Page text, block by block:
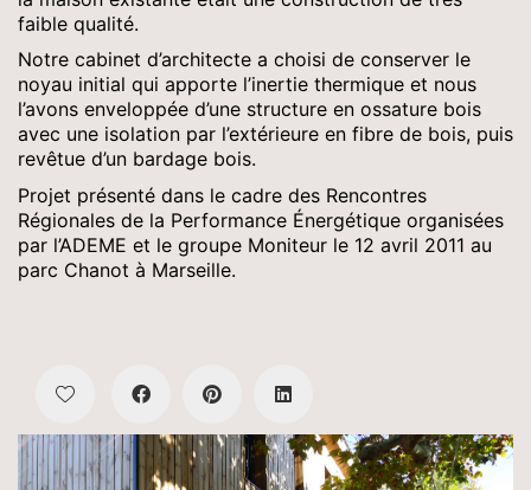
faible qualité.
Notre cabinet d’architecte a choisi de conserver le
noyau initial qui apporte l’inertie thermique et nous
l’avons enveloppée d’une structure en ossature bois
avec une isolation par l’extérieure en fibre de bois, puis
revêtue d’un bardage bois.
Projet présenté dans le cadre des Rencontres
Régionales de la Performance Énergétique organisées
par l’ADEME et le groupe Moniteur le 12 avril 2011 au
parc Chanot à Marseille.